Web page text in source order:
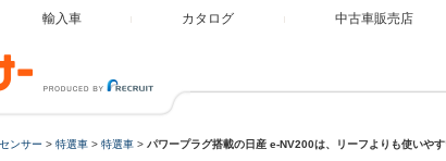
輸入車 カタログ 中古車販売店
ンサー > 特選車 > 特選車 > パワープラグ搭載の日産 e-NV200は、リーフよりも使いや